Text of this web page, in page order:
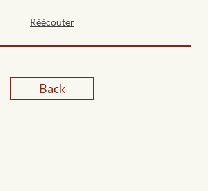
Réécouter
Back